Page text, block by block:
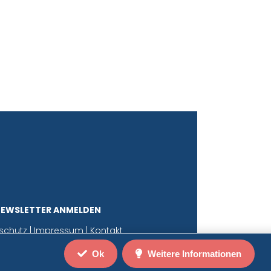
ANMELDEN
|Impressum|Kontakt
Ok Weitere Informationen